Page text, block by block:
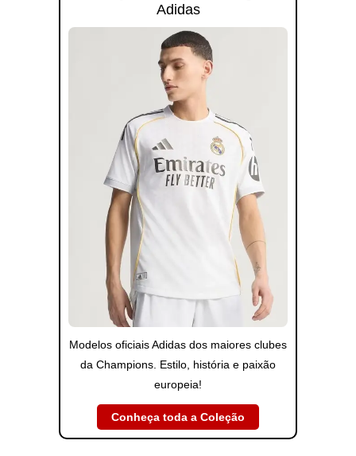
Adidas
Modelos oficiais Adidas dos maiores clubes
da Champions. Estilo, história e paixão
europeia!
Conheça toda a Coleção